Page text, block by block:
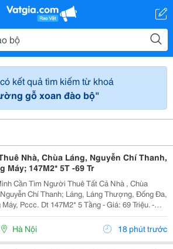
kết quả tìm kiếm từ khoá
gỗ xoan đào bộ"
Nhà, Chùa Láng, Nguyễn Chí Thanh,
Máy; 147M2* 5T -69 Tr
Cần Tìm Người Thuê Tất Cả Nhà , Chùa
Chí Thanh; Láng, Láng Thượng, Đống Đa,
Máy, Pccc. Dt 147M2* 5 Tầng - Giá: 69 Triệu. -
Trực Tiếp Chính Chủ: 0946004782 - Vỉa Hè Lớn,
Rộng, Thoáng. - Vị Trí Ngay Gần Ngã...
Hà Nội 18 phút trước